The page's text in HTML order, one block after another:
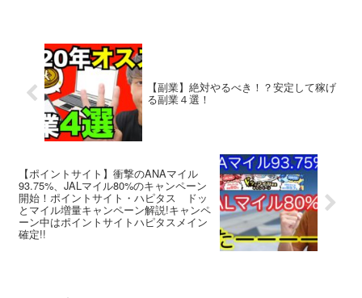
【副業】絶対やるべき！？安定して稼げ
る副業４選！
【ポイントサイト】衝撃のANAマイル
93.75%、JALマイル80%のキャンペーン
開始！ポイントサイト・ハピタス ドッ
とマイル増量キャンペーン解説!キャンペ
ーン中はポイントサイトハピタスメイン
確定!!